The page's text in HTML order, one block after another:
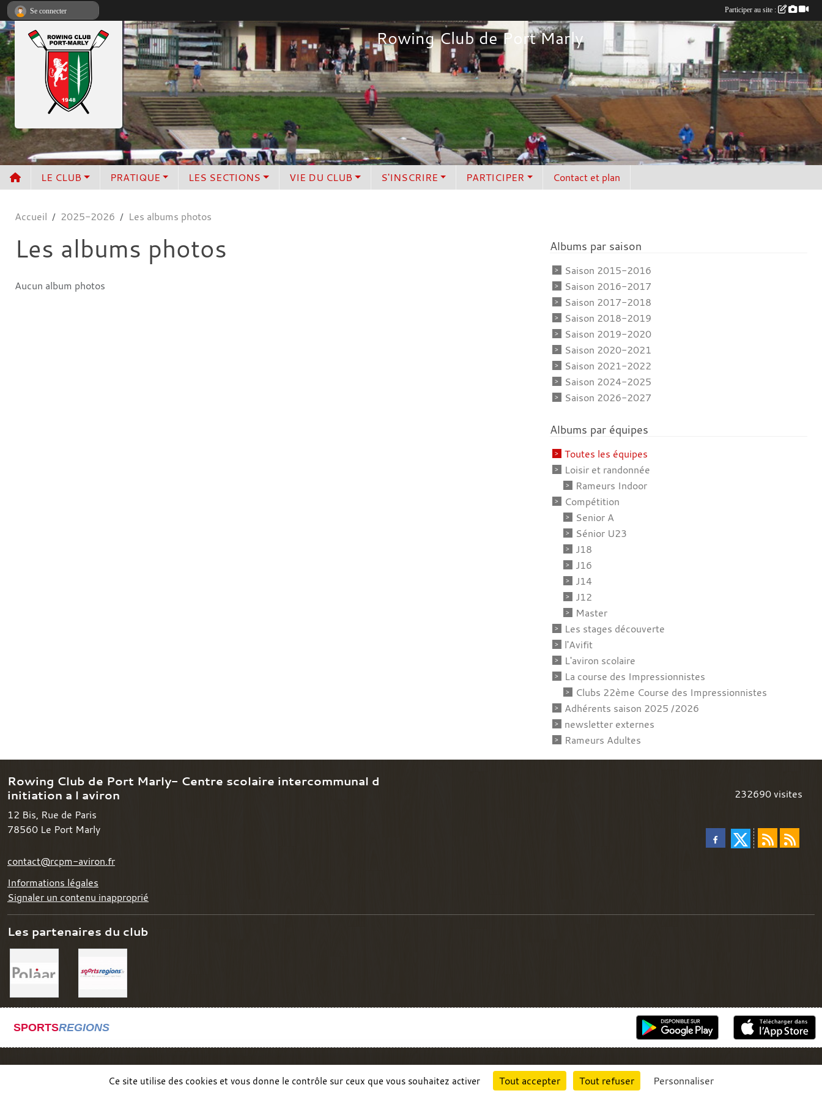
Rowing Club de Port Marly
LE CLUB PRATIQUE LES SECTIONS VIE DU CLUB S'INSCRIRE PARTICIPER Contact et plan
Accueil 2025-2026 Les albums photos
Les albums photos
Aucun album photos
Albums par saison
Saison 2015-2016
Saison 2016-2017
Saison 2017-2018
Saison 2018-2019
Saison 2019-2020
Saison 2020-2021
Saison 2021-2022
Saison 2024-2025
Saison 2026-2027
Albums par équipes
Toutes les équipes
Loisir et randonnée
Rameurs Indoor
Compétition
Senior A
Sénior U23
J18
J16
J14
J12
Master
Les stages découverte
l'Avifit
L'aviron scolaire
La course des Impressionnistes
Clubs 22ème Course des Impressionnistes
Adhérents saison 2025 /2026
newsletter externes
Rameurs Adultes
Rowing Club de Port Marly- Centre scolaire intercommunal d
initiation a l aviron
12 Bis, Rue de Paris
78560 Le Port Marly
contact@rcpm-aviron.fr
Informations légales
Signaler un contenu inapproprié
232690visites
Les partenaires du club
SPORTSREGIONS
Gestion des cookies
Se connecter Participer au site :
Panneau de gestion des cookies
Ce site utilise des cookies et vous donne le contrôle sur ceux que vous souhaitez activer Tout accepter Tout refuser Personnaliser